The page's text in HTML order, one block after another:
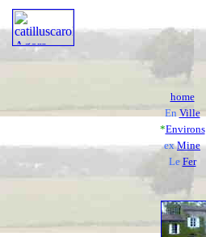
home
En Ville
*Environs
exMine
Le Fer